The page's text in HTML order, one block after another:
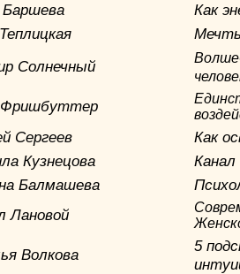
Как
Солнечный
Фришбуттер
Сергеев
Как
Кузнецова
Балмашева
Лановой
Волкова
5